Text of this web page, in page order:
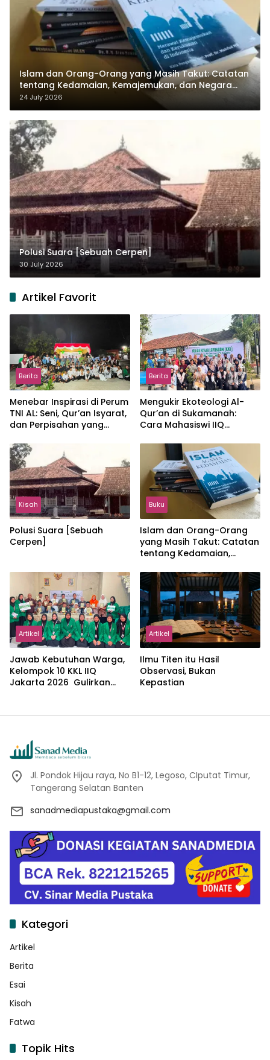
Islam dan Orang-Orang yang Masih Takut: Catatan
tentang Kedamaian, Kemajemukan, dan Negara
dalam Pemikiran Masykuri Abdillah
24 July 2026
Polusi Suara [Sebuah Cerpen]
30 July 2026
Artikel Favorit
Berita
Menebar Inspirasi di Perum
TNI AL: Seni, Qur’an Isyarat,
dan Perpisahan yang
Berita
Mengukir Ekoteologi Al-
Qur’an di Sukamanah:
Cara Mahasiswi IIQ
Jonggol
Kisah
Polusi Suara [Sebuah
Cerpen]
Buku
Islam dan Orang-Orang
yang Masih Takut: Catatan
tentang Kedamaian,
dalam Pemikiran Masykuri
Abdillah
Artikel
Jawab Kebutuhan Warga,
Kelompok 10 KKL IIQ
Jakarta 2026 Gulirkan
Artikel
Ilmu Titen itu Hasil
Observasi, Bukan
Kepastian
Jl. Pondok Hijau raya, No B1-12, Legoso, CIputat Timur,
Tangerang Selatan Banten
sanadmediapustaka@gmail.com
Kategori
Artikel
Berita
Esai
Kisah
Fatwa
Topik Hits